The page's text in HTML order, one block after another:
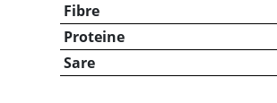
Fibre
Proteine
Sare